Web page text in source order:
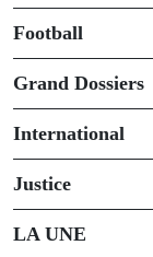
Football
Grand Dossiers
International
Justice
LA UNE